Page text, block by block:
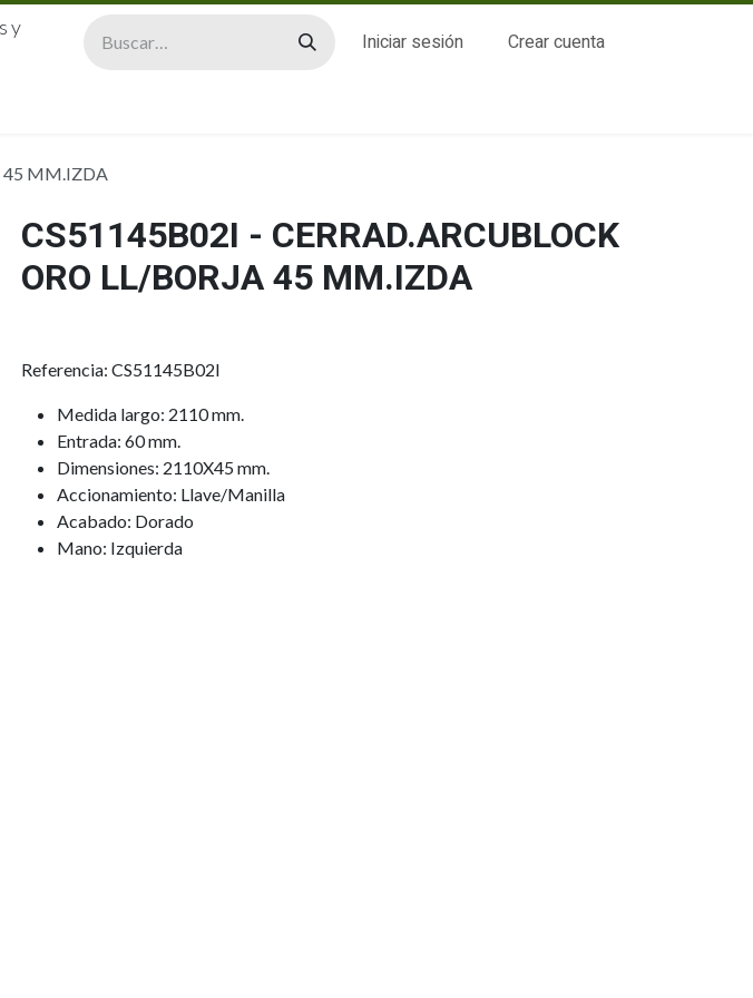
y
Iniciar sesión Crear cuenta
45 MM.IZDA
CS51145B02I - CERRAD.ARCUBLOCK
ORO LL/BORJA 45 MM.IZDA
Referencia: CS51145B02I
Medida largo: 2110 mm.
Entrada: 60 mm.
Dimensiones: 2110X45 mm.
Accionamiento: Llave/Manilla
Acabado: Dorado
Mano: Izquierda